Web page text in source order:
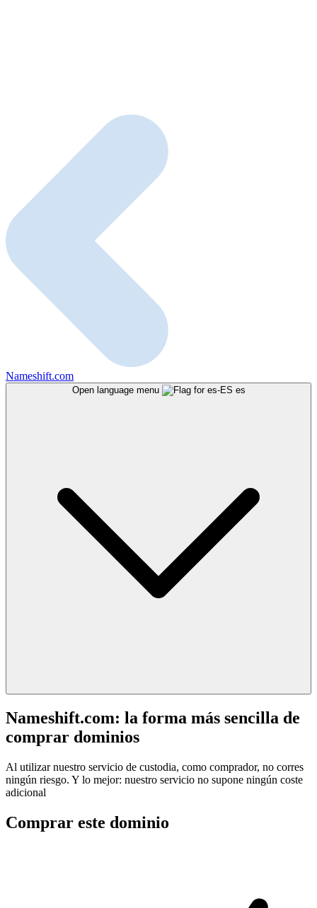
Nameshift.com
Open language menu es
Nameshift.com: la forma más sencilla de
comprar dominios
Al utilizar nuestro servicio de custodia, como comprador, no corres
ningún riesgo. Y lo mejor: nuestro servicio no supone ningún coste
adicional
Comprar este dominio